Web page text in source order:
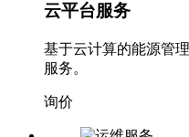
云平台服务
基于云计算的能源管
服务。
询价